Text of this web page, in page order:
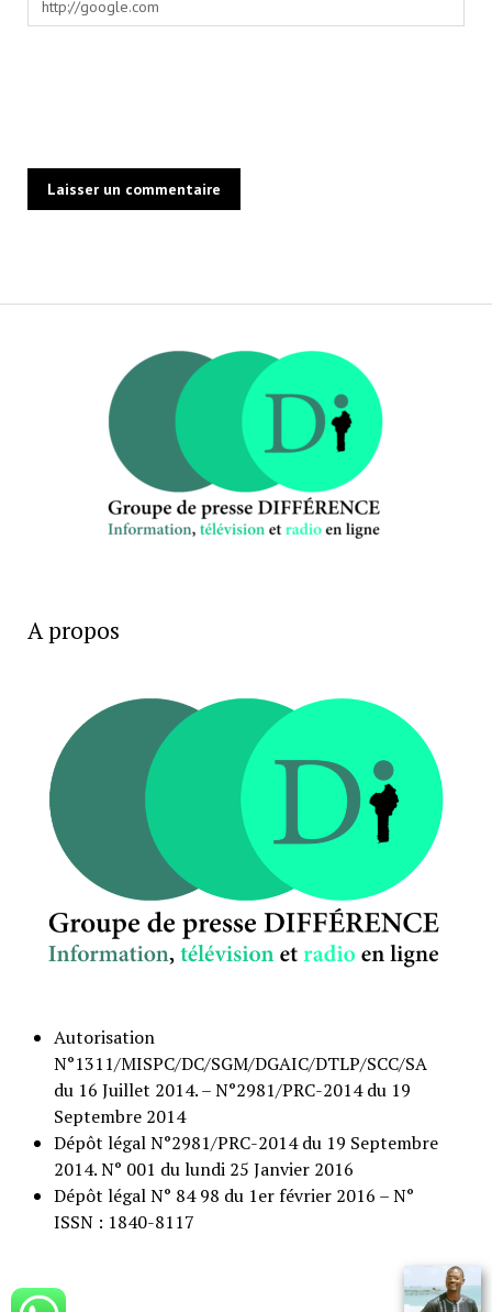
A propos
Autorisation
N°1311/MISPC/DC/SGM/DGAIC/DTLP/SCC/SA
du 16 Juillet 2014. – N°2981/PRC-2014 du 19
Septembre 2014
Dépôt légal N°2981/PRC-2014 du 19 Septembre
2014. N° 001 du lundi 25 Janvier 2016
Dépôt légal N° 84 98 du 1er février 2016 – N°
ISSN : 1840-8117